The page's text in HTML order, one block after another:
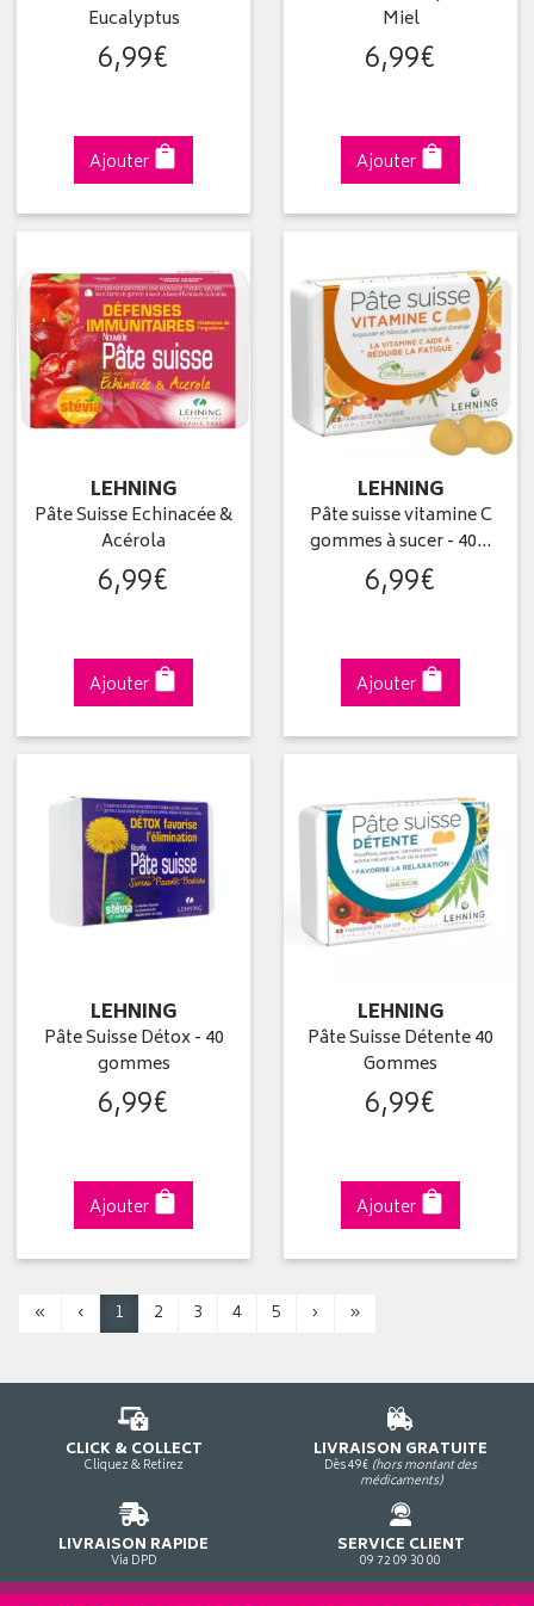
Eucalyptus
6,99€
Ajouter
Miel
6,99€
Ajouter
LEHNING
Pâte Suisse Echinacée &
Acérola
6,99€
Ajouter
LEHNING
Pâte suisse vitamine C
gommes à sucer - 40…
6,99€
Ajouter
LEHNING
Pâte Suisse Détox - 40
gommes
6,99€
Ajouter
LEHNING
Pâte Suisse Détente 40
Gommes
6,99€
Ajouter
« ‹ 1 2 3 4 5 › »
CLICK & COLLECT
Cliquez & Retirez
LIVRAISON GRATUITE
Dès 49€ (hors montant des
médicaments)
LIVRAISON RAPIDE
Via DPD
SERVICE CLIENT
09 72 09 30 00